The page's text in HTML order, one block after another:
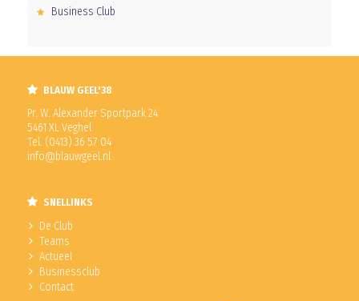
Business Club
BLAUW GEEL'38
Pr. W. Alexander Sportpark 24
5461 XL Veghel
Tel. (0413) 36 57 04
info@blauwgeel.nl
SNELLINKS
De Club
Teams
Actueel
Businessclub
Contact